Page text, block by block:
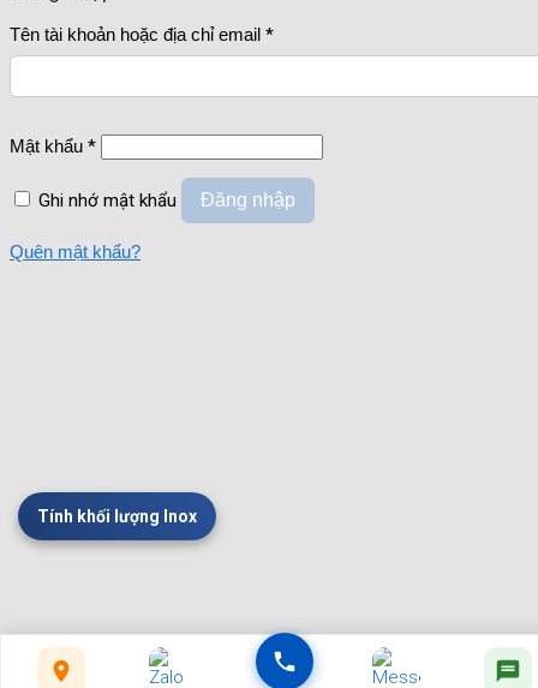
Tính khối lượng Inox
Tên tài khoản hoặc địa chỉ email *
Mật khẩu *
Ghi nhớ mật khẩu Đăng nhập
Quên mật khẩu?